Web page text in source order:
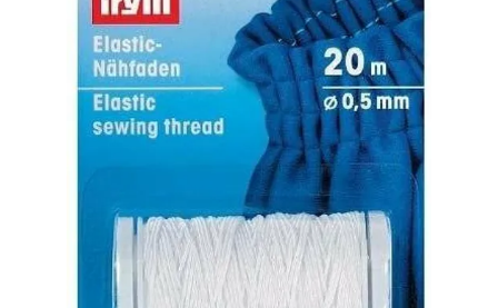
Naaigerief
Fournituren
Breien & Haken